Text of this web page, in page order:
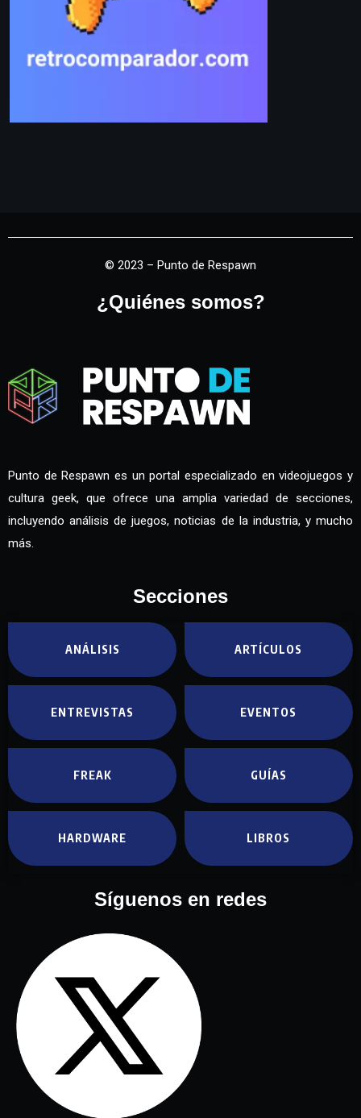
© 2023 – Punto de Respawn
¿Quiénes somos?
Punto de Respawn es un portal especializado en videojuegos y
cultura geek, que ofrece una amplia variedad de secciones,
incluyendo análisis de juegos, noticias de la industria, y mucho
más.
Secciones
ANÁLISIS ARTÍCULOS
ENTREVISTAS EVENTOS
FREAK GUÍAS
HARDWARE LIBROS
Síguenos en redes